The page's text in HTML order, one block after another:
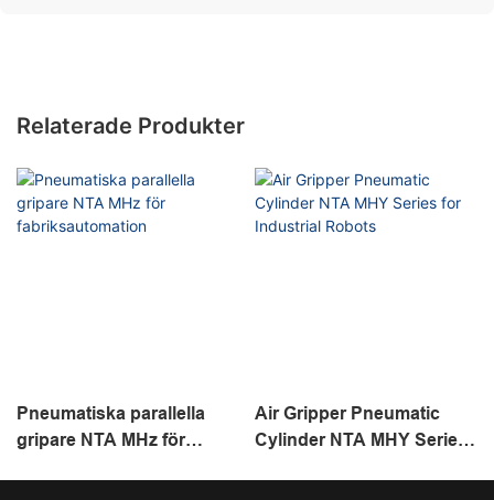
Relaterade Produkter
Pneumatiska parallella
gripare NTA MHz för
Air Gripper Pneumatic
Cylinder NTA MHY Series